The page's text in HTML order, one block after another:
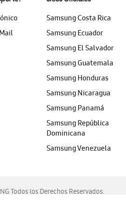
Samsung Costa Rica
Samsung Ecuador
Samsung El Salvador
Samsung Guatemala
Samsung Honduras
Samsung Nicaragua
Samsung Panamá
Samsung República
Dominicana
Samsung Venezuela
Todos los Derechos Reservados.